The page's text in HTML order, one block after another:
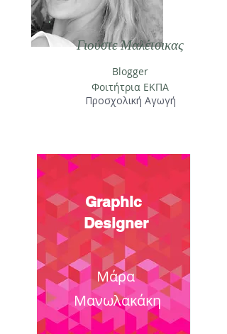
Γιούστε Μαλέτσικας
Blogger
Φοιτήτρια ΕΚΠΑ
Προσχολική Αγωγή
Graphic
Designer
Μάρα
Μανωλακάκη